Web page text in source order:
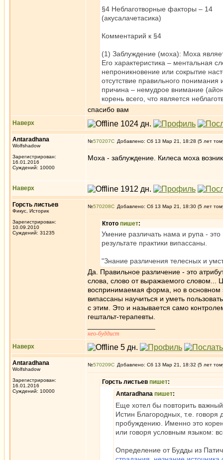
§4 Неблаготворные факторы – 14
(акусалачетасика)
Комментарий к §4
(1) Заблуждение (моха): Моха
Его характеристика – ментальная
непроникновение или сокрытие
отсутствие правильного
причина – немудрое внимание
корень всего, что является
спасибо вам
Наверх
Antaradhana
Wolfshadow
Зарегистрирован:
16.01.2016
Суждений: 10000
№570207 Добавлено: Сб 13 Мар 21, 18:28 (5 лет
Моха - заблуждение. Килеса моха
Наверх
Горсть листьев
Фикус, Историк
Зарегистрирован:
10.09.2010
Суждений: 31235
№570208 Добавлено: Сб 13 Мар 21, 18:30 (5 лет
Ктото пишет:
Умение различать нама и рупа -
результате практики випассаны.
"Знание различения телесных и
Да. Правильное различение - это
слова, слово от выражаемого словом...
воспринимаемая форма, но в основном
випассаны научиться и уметь
с этим. Это и называется само
гештальт-терапевты.
нео-буддист
Наверх
Antaradhana
Wolfshadow
Зарегистрирован:
16.01.2016
Суждений: 10000
№570209 Добавлено: Сб 13 Мар 21, 18:32 (5 лет
Горсть листьев пишет:
Antaradhana пишет:
Еще хотел бы повторить
Истин Благородных, т.е. говоря
пробуждению. Именно это
или говоря условным языком:
Определение от Будды из